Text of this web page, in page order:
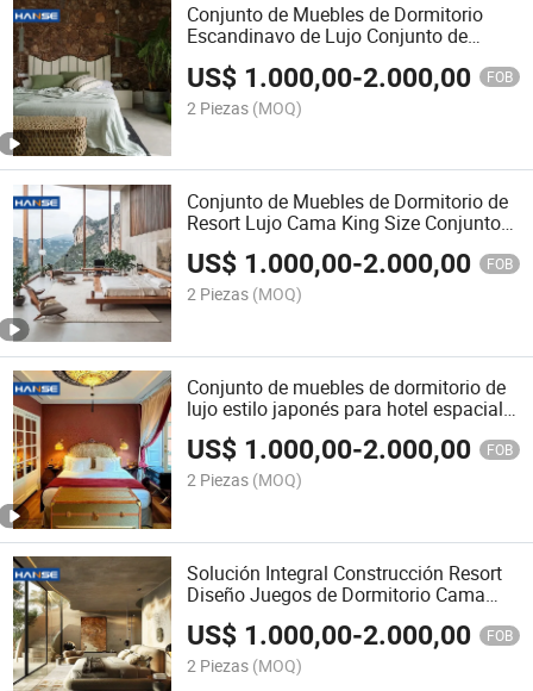
Conjunto de Muebles de Dormitorio
Escandinavo de Lujo Conjunto de
US$ 1.000,00-2.000,00 FOB
2 Piezas (MOQ)
Conjunto de Muebles de Dormitorio de
Resort Lujo Cama King Size Conjuntos
de Dormitorio Modernos Cama Queen
Size
US$ 1.000,00-2.000,00 FOB
2 Piezas (MOQ)
Conjunto de muebles de dormitorio de
lujo estilo japonés para hotel espacial,
cama king, conjunto de dormitorio
tamaño queen
US$ 1.000,00-2.000,00 FOB
2 Piezas (MOQ)
Solución Integral Construcción Resort
Diseño Juegos de Dormitorio Cama
King Size de Lujo
US$ 1.000,00-2.000,00 FOB
2 Piezas (MOQ)